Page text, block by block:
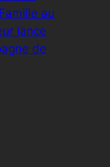
au
lance
de